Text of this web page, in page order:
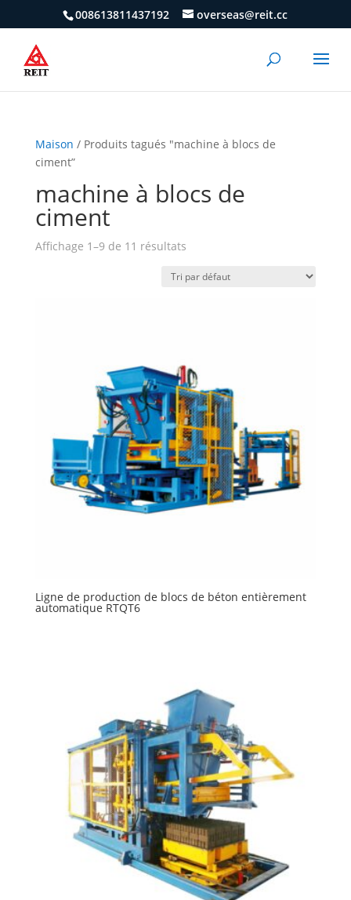
008613811437192 overseas@reit.cc
Maison / Produits tagués "machine à blocs de
ciment”
machine à blocs de
ciment
Affichage 1–9 de 11 résultats
Ligne de production de blocs de béton entièrement
automatique RTQT6